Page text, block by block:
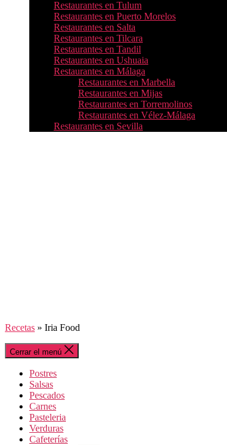
Restaurantes en Tulum
Restaurantes en Puerto Morelos
Restaurantes en Salta
Restaurantes en Tilcara
Restaurantes en Tandil
Restaurantes en Ushuaia
Restaurantes en Málaga
Restaurantes en Marbella
Restaurantes en Mijas
Restaurantes en Torremolinos
Restaurantes en Vélez-Málaga
Restaurantes en Sevilla
Recetas » Iria Food
Cerrar el menú
Postres
Salsas
Pescados
Carnes
Pasteleria
Verduras
Cafeterías